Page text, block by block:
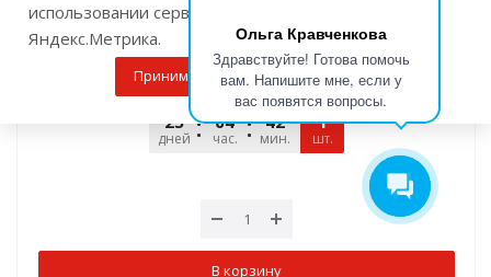
Ольга Кравченкова
Здравствуйте! Готова помочь
вам. Напишите мне, если у
вас появятся вопросы.
/шт 49 745р
25% Экономия12 255р
До конца акции
25
дней
04
час.
42
мин.
09
сек.
1
шт.
В корзину
использовании сервисов веб-аналитики
Яндекс.Метрика.
Принимаю Подробнее